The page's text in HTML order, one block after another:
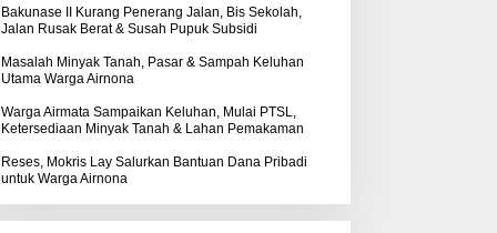
Bakunase II Kurang Penerang Jalan, Bis Sekolah,
Jalan Rusak Berat & Susah Pupuk Subsidi
Masalah Minyak Tanah, Pasar & Sampah Keluhan
Utama Warga Airnona
Warga Airmata Sampaikan Keluhan, Mulai PTSL,
Ketersediaan Minyak Tanah & Lahan Pemakaman
Reses, Mokris Lay Salurkan Bantuan Dana Pribadi
untuk Warga Airnona